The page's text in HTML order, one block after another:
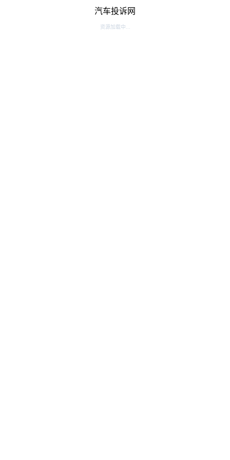
汽车投诉网
资源加载中...